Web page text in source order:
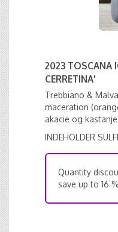
2023 TOSCANA
CERRETINA'
Trebbiano &
maceration
akacie og
INDEHOLDER
Quantity
save up to 16 %